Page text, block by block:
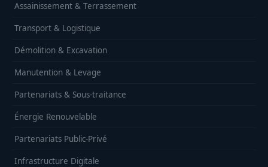
Assainissement & Terrassement
Transport & Logistique
Démolition & Excavation
Manutention & Levage
Partenariats & Sous-traitance
Énergie Renouvelable
Partenariats Public-Privé
Infrastructure Digitale